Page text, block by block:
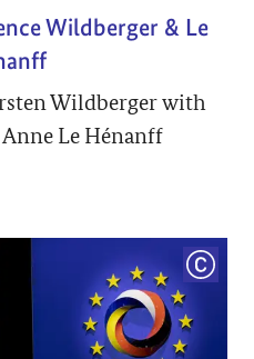
Wildberger & Le
Wildberger with
Le Hénanff